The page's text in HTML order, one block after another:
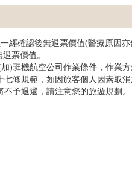
經確認後無退票價值(醫療原因
票價值。
)班機航空公司作業條件，作業
條規範，如因旅客個人因素取
予退還，請注意您的旅遊規劃。